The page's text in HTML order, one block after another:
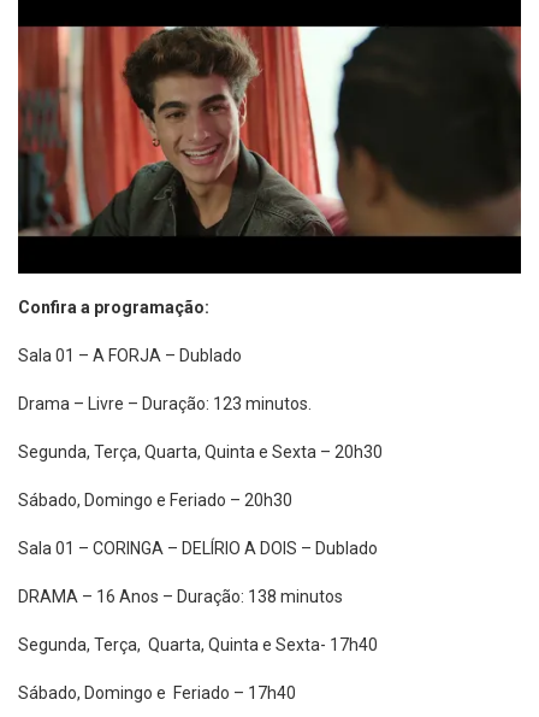
Confira a programação:
Sala 01 – A FORJA – Dublado
Drama – Livre – Duração: 123 minutos.
Segunda, Terça, Quarta, Quinta e Sexta – 20h30
Sábado, Domingo e Feriado – 20h30
Sala 01 – CORINGA – DELÍRIO A DOIS – Dublado
DRAMA – 16 Anos – Duração: 138 minutos
Segunda, Terça, Quarta, Quinta e Sexta- 17h40
Sábado, Domingo e Feriado – 17h40